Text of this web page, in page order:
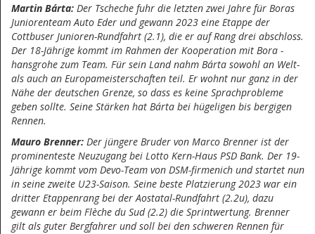
Martin Bárta: Der Tscheche fuhr die letzten zwei Jahre für Boras
Juniorenteam Auto Eder und gewann 2023 eine Etappe der
Cottbuser Junioren-Rundfahrt (2.1), die er auf Rang drei abschloss.
Der 18-Jährige kommt im Rahmen der Kooperation mit Bora -
hansgrohe zum Team. Für sein Land nahm Bárta sowohl an Welt-
als auch an Europameisterschaften teil. Er wohnt nur ganz in der
Nähe der deutschen Grenze, so dass es keine Sprachprobleme
geben sollte. Seine Stärken hat Bárta bei hügeligen bis bergigen
Rennen.
Mauro Brenner: Der jüngere Bruder von Marco Brenner ist der
prominenteste Neuzugang bei Lotto Kern-Haus PSD Bank. Der 19-
Jährige kommt vom Devo-Team von DSM-firmenich und startet nun
in seine zweite U23-Saison. Seine beste Platzierung 2023 war ein
dritter Etappenrang bei der Aostatal-Rundfahrt (2.2u), dazu
gewann er beim Flèche du Sud (2.2) die Sprintwertung. Brenner
gilt als guter Bergfahrer und soll bei den schweren Rennen für